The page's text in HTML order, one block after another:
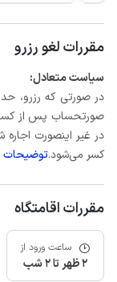
مقررات لغو رزرو
سیاست متعادل:
کسر می‌شود.توضیحات
مقررات اقامتگاه
ساعت ورود از
2 ظهر تا 2 شب